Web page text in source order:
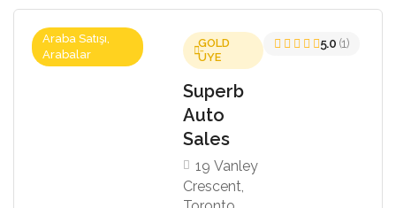
Araba Satışı,
Arabalar
GOLD
ÜYE
Superb
Auto
Sales
19 Vanley
Crescent,
5.0 (1)